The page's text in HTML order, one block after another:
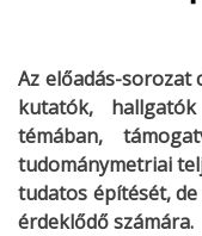
Az előadás-
kutatók,
témában,
tudománymetriai
tudatos építését,
érdeklődő számára.